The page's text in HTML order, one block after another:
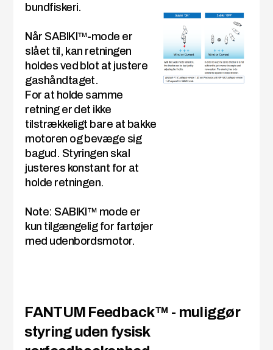
bundfiskeri.
Når SABIKI™-mode er
slået til, kan retningen
holdes ved blot at justere
gashåndtaget.
For at holde samme
retning er det ikke
tilstrækkeligt bare at bakke
motoren og bevæge sig
bagud. Styringen skal
justeres konstant for at
holde retningen.
Note: SABIKI™ mode er
kun tilgængelig for fartøjer
med udenbordsmotor.
FANTUM Feedback™ - muliggør
styring uden fysisk